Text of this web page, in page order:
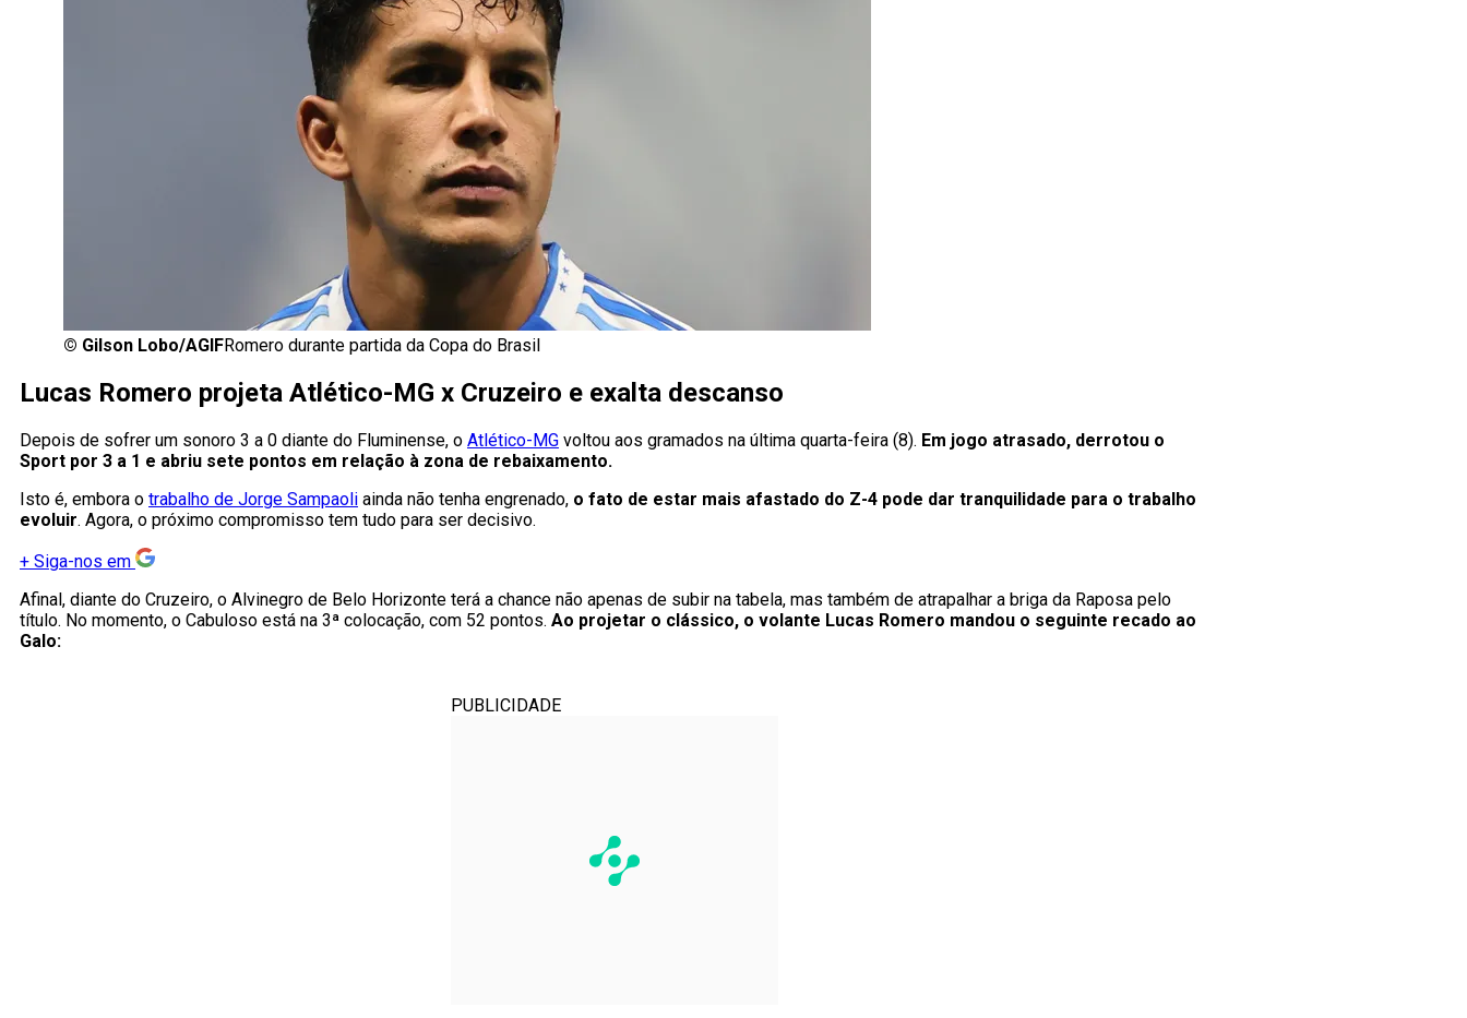
© Gilson Lobo/AGIFRomero durante partida da Copa do Brasil
Lucas Romero projeta Atlético-MG x Cruzeiro e exalta descanso
Depois de sofrer um sonoro 3 a 0 diante do Fluminense, o Atlético-MG voltou aos gramados na última quarta-feira (8). Em jogo atrasado, derrotou o
Sport por 3 a 1 e abriu sete pontos em relação à zona de rebaixamento.
Isto é, embora o trabalho de Jorge Sampaoli ainda não tenha engrenado, o fato de estar mais afastado do Z-4 pode dar tranquilidade para o trabalho
evoluir. Agora, o próximo compromisso tem tudo para ser decisivo.
+ Siga-nos em
Afinal, diante do Cruzeiro, o Alvinegro de Belo Horizonte terá a chance não apenas de subir na tabela, mas também de atrapalhar a briga da Raposa pelo
título. No momento, o Cabuloso está na 3ª colocação, com 52 pontos. Ao projetar o clássico, o volante Lucas Romero mandou o seguinte recado ao
Galo:
PUBLICIDADE